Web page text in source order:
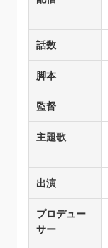
話数
脚本
監督
主題歌
出演
プロデュー
サー